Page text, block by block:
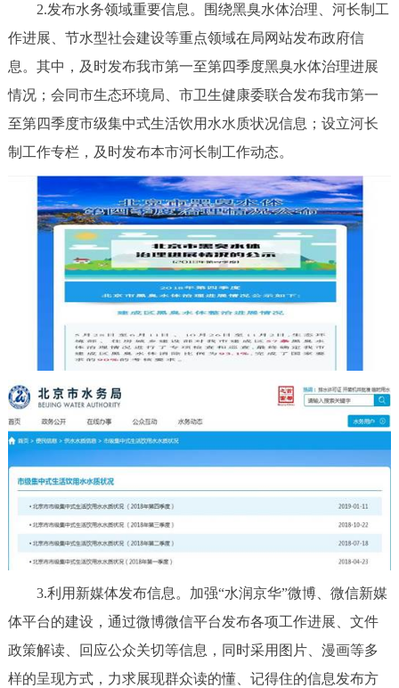
2.发布水务领域重要信息。围绕黑臭水体治理、河长制工
作进展、节水型社会建设等重点领域在局网站发布政府信
息。其中，及时发布我市第一至第四季度黑臭水体治理进展
情况；会同市生态环境局、市卫生健康委联合发布我市第一
至第四季度市级集中式生活饮用水水质状况信息；设立河长
制工作专栏，及时发布本市河长制工作动态。
3.利用新媒体发布信息。加强“水润京华”微博、微信新媒
体平台的建设，通过微博微信平台发布各项工作进展、文件
政策解读、回应公众关切等信息，同时采用图片、漫画等多
样的呈现方式，力求展现群众读的懂、记得住的信息发布方